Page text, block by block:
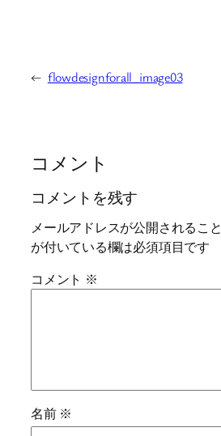
← flowdesignforall_image03
コメント
コメントを残す
メールアドレスが公開されるこ
が付いている欄は必須項目です
コメント ※
名前 ※